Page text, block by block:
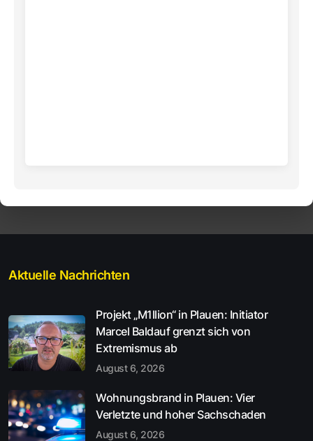
Aktuelle Nachrichten
Projekt „M1llion“ in Plauen: Initiator
Marcel Baldauf grenzt sich von
Extremismus ab
August 6, 2026
Wohnungsbrand in Plauen: Vier
Verletzte und hoher Sachschaden
August 6, 2026